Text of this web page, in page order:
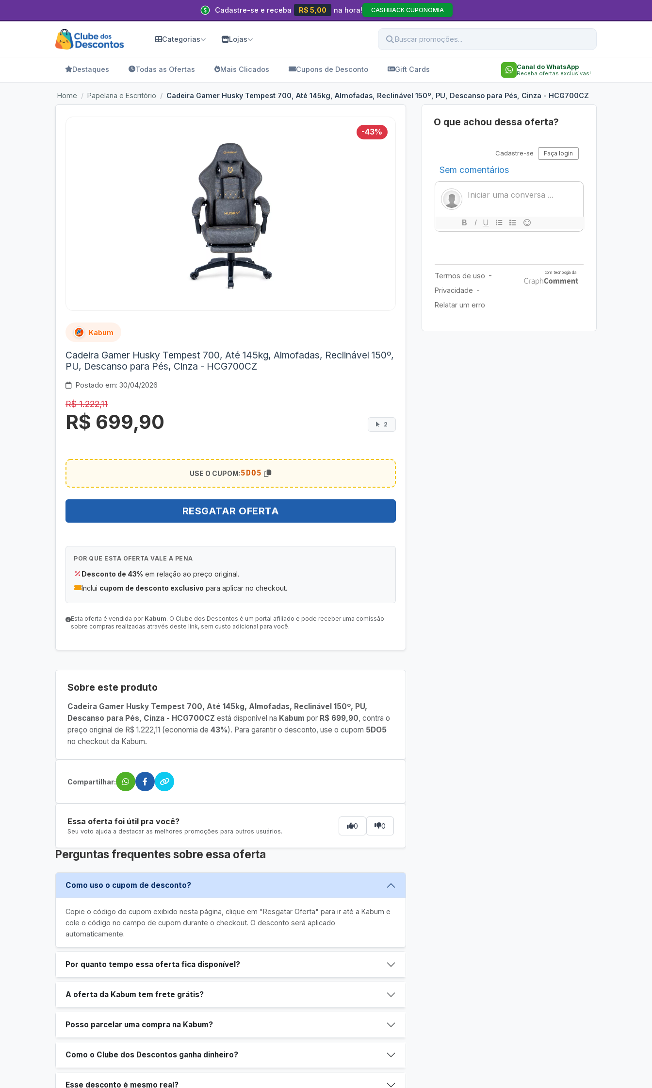
Cadastre-se e receba R$ 5,00 na hora! CASHBACK CUPONOMIA
Categorias Lojas
Destaques Todas as Ofertas Mais Clicados Cupons de Desconto Gift Cards Canal do WhatsApp
Receba ofertas exclusivas!
Home Papelaria e Escritório Cadeira Gamer Husky Tempest 700, Até 145kg, Almofadas, Reclinável 150º, PU, Descanso para Pés, Cinza - HCG700CZ
-43%
Kabum
Cadeira Gamer Husky Tempest 700, Até 145kg, Almofadas, Reclinável 150º,
PU, Descanso para Pés, Cinza - HCG700CZ
Postado em: 30/04/2026
R$ 1.222,11
R$ 699,90 2
USE O CUPOM:5DO5
RESGATAR OFERTA
POR QUE ESTA OFERTA VALE A PENA
Desconto de 43% em relação ao preço original.
Inclui cupom de desconto exclusivo para aplicar no checkout.
Esta oferta é vendida por Kabum. O Clube dos Descontos é um portal afiliado e pode receber uma comissão
sobre compras realizadas através deste link, sem custo adicional para você.
Sobre este produto
Cadeira Gamer Husky Tempest 700, Até 145kg, Almofadas, Reclinável 150º, PU,
Descanso para Pés, Cinza - HCG700CZ está disponível na Kabum por R$ 699,90, contra o
preço original de R$ 1.222,11 (economia de 43%). Para garantir o desconto, use o cupom 5DO5
no checkout da Kabum.
Compartilhar:
Essa oferta foi útil pra você?
Seu voto ajuda a destacar as melhores promoções para outros usuários.
0 0
Perguntas frequentes sobre essa oferta
Como uso o cupom de desconto?
Copie o código do cupom exibido nesta página, clique em "Resgatar Oferta" para ir até a Kabum e
cole o código no campo de cupom durante o checkout. O desconto será aplicado
automaticamente.
Por quanto tempo essa oferta fica disponível?
A oferta da Kabum tem frete grátis?
Posso parcelar uma compra na Kabum?
Como o Clube dos Descontos ganha dinheiro?
Esse desconto é mesmo real?
O que achou dessa oferta?